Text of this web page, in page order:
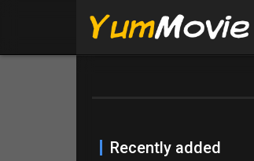
Recently added